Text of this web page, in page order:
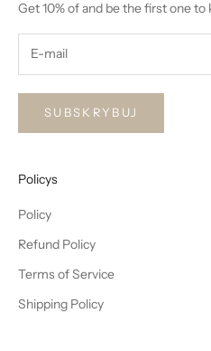
Get 10% of and be the first one
SUBSKRYBUJ
Policys
Policy
Refund Policy
Terms of Service
Shipping Policy